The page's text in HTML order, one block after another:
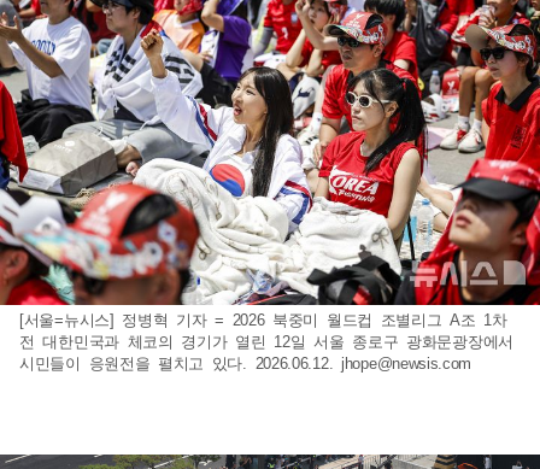
[서울=뉴시스] 정병혁 기자 = 2026 북중미 월드컵 조별리그 A조 1차
전 대한민국과 체코의 경기가 열린 12일 서울 종로구 광화문광장에서
시민들이 응원전을 펼치고 있다. 2026.06.12. jhope@newsis.com